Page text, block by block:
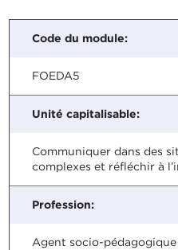
Code du module:
FOEDA5
Unité capitalisable:
Communiquer dans des
complexes et réfléchir à
Profession:
Agent socio-pédagogique